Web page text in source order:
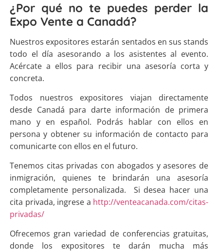
¿Por qué no te puedes perder la
Expo Vente a Canadá?
Nuestros expositores estarán sentados en sus stands
todo el día asesorando a los asistentes al evento.
Acércate a ellos para recibir una asesoría corta y
concreta.
Todos nuestros expositores viajan directamente
desde Canadá para darte información de primera
mano y en español. Podrás hablar con ellos en
persona y obtener su información de contacto para
comunicarte con ellos en el futuro.
Tenemos citas privadas con abogados y asesores de
inmigración, quienes te brindarán una asesoría
completamente personalizada. Si desea hacer una
cita privada, ingrese a http://venteacanada.com/citas-
privadas/
Ofrecemos gran variedad de conferencias gratuitas,
donde los expositores te darán mucha más